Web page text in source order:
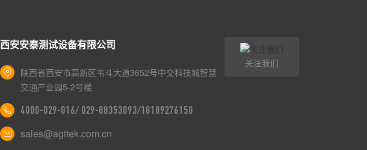
西安安泰测试设备有限公司
陕西省西安市高新区韦斗大道3652号中交科技城智慧
交通产业园5-2号楼
4000-029-016/ 029-88353093/18189276150
sales@agitek.com.cn
关注我们